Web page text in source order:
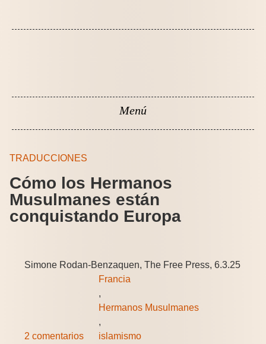
TRADUCCIONES
Cómo los Hermanos
Musulmanes están
conquistando Europa
Simone Rodan-Benzaquen, The Free Press, 6.3.25
2 comentarios
Francia
,
Hermanos Musulmanes
,
islamismo